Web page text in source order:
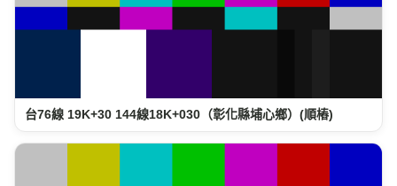
台76線 19K+30 144線18K+030（彰化縣埔心鄉）(順樁)